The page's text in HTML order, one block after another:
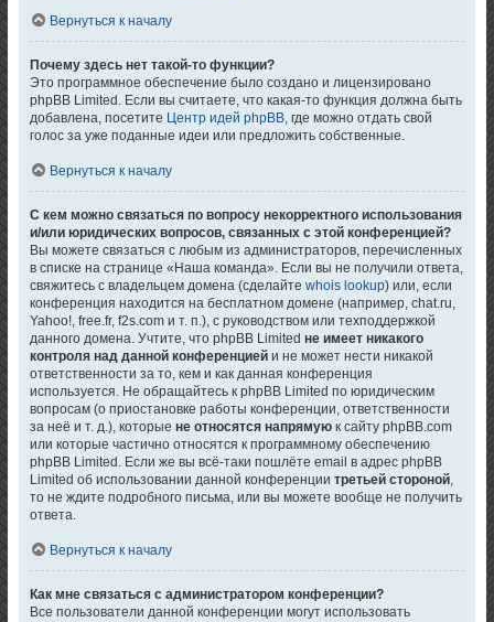
Вернуться к началу
Почему здесь нет такой-то функции?
Это программное обеспечение было создано и лицензировано
phpBB Limited. Если вы считаете, что какая-то функция должна быть
добавлена, посетите Центр идей phpBB, где можно отдать свой
голос за уже поданные идеи или предложить собственные.
Вернуться к началу
С кем можно связаться по вопросу некорректного использования
и/или юридических вопросов, связанных с этой конференцией?
Вы можете связаться с любым из администраторов, перечисленных
в списке на странице «Наша команда». Если вы не получили ответа,
свяжитесь с владельцем домена (сделайтеwhois lookup) или, если
конференция находится на бесплатном домене (например, chat.ru,
Yahoo!, free.fr, f2s.com и т. п.), с руководством или техподдержкой
данного домена. Учтите, что phpBB Limitedне имеет никакого
контроля над данной конференцией и не может нести никакой
ответственности за то, кем и как данная конференция
используется. Не обращайтесь к phpBB Limited по юридическим
вопросам (о приостановке работы конференции, ответственности
за неё и т. д.), которыене относятся напрямую к сайту phpBB.com
или которые частично относятся к программному обеспечению
phpBB Limited. Если же вы всё-таки пошлёте email в адрес phpBB
Limited об использовании данной конференциитретьей стороной,
то не ждите подробного письма, или вы можете вообще не получить
ответа.
Вернуться к началу
Как мне связаться с администратором конференции?
Все пользователи данной конференции могут использовать